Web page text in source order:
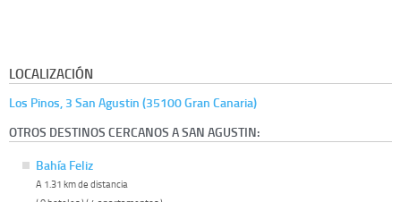
LOCALIZACIÓN
Los Pinos, 3 San Agustin (35100 Gran Canaria)
OTROS DESTINOS CERCANOS A SAN AGUSTIN:
Bahía Feliz
A 1.31 km de distancia